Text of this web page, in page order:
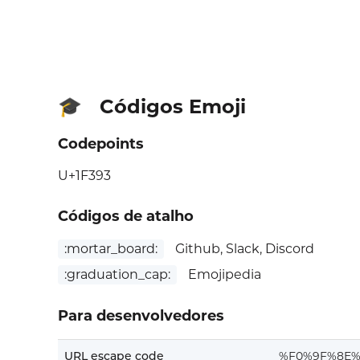
🎓 Códigos Emoji
Codepoints
U+1F393
Códigos de atalho
:mortar_board:
Github, Slack, Discord
:graduation_cap:
Emojipedia
Para desenvolvedores
URL escape code